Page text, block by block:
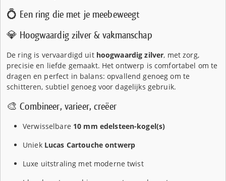
💍 Een ring die met je meebeweegt
💎 Hoogwaardig zilver & vakmanschap
De ring is vervaardigd uit hoogwaardig zilver, met zorg,
precisie en liefde gemaakt. Het ontwerp is comfortabel om te
dragen en perfect in balans: opvallend genoeg om te
schitteren, subtiel genoeg voor dagelijks gebruik.
🎨 Combineer, varieer, creëer
Verwisselbare 10 mm edelsteen-kogel(s)
Uniek Lucas Cartouche ontwerp
Luxe uitstraling met moderne twist